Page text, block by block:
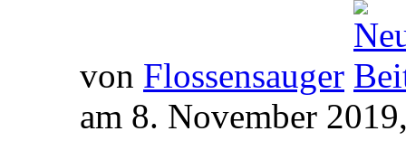
von Flossensauger
am 8. November